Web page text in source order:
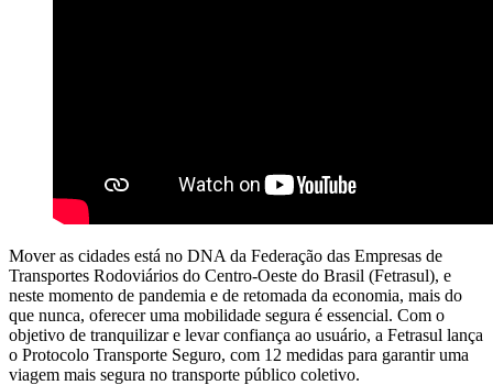
Mover as cidades está no DNA da Federação das Empresas de
Transportes Rodoviários do Centro-Oeste do Brasil (Fetrasul), e
neste momento de pandemia e de retomada da economia, mais do
que nunca, oferecer uma mobilidade segura é essencial. Com o
objetivo de tranquilizar e levar confiança ao usuário, a Fetrasul lança
o Protocolo Transporte Seguro, com 12 medidas para garantir uma
viagem mais segura no transporte público coletivo.